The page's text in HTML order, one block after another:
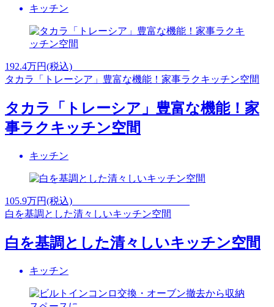
キッチン
192.4万円(税込)
タカラ「トレーシア」豊富な機能！家事ラクキッチン空間
タカラ「トレーシア」豊富な機能！家
事ラクキッチン空間
キッチン
105.9万円(税込)
白を基調とした清々しいキッチン空間
白を基調とした清々しいキッチン空間
キッチン